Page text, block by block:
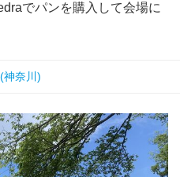
でパンを購入して会場に
神奈川)